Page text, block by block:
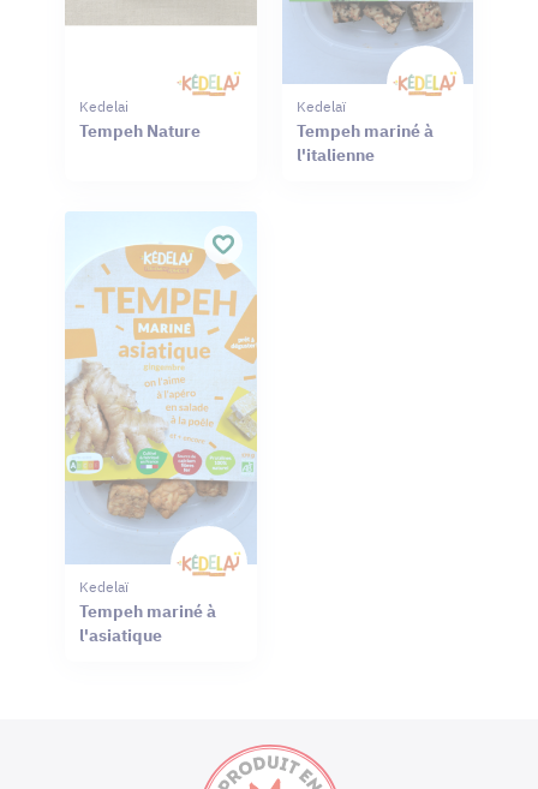
Kedelai
Tempeh Nature
Kedelaï
Tempeh mariné à
l'italienne
Kedelaï
Tempeh mariné à
l'asiatique